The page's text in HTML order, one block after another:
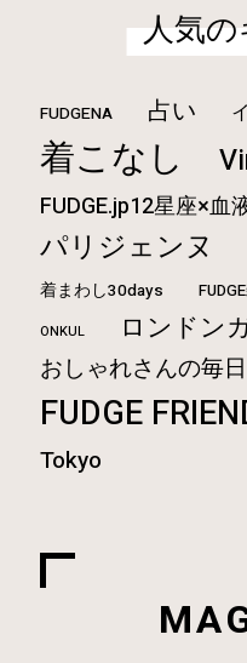
人気
FUDGENA 占い
着こなし
FUDGE.jp12星座×血
パリジェンヌ
着まわし30days
ONKUL ロンドン
おしゃれさんの毎
FUDGE
Tokyo